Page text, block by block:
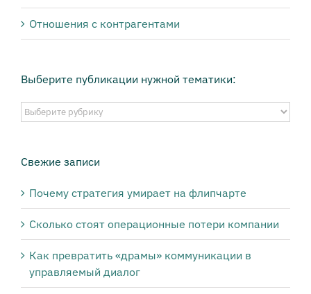
Отношения с контрагентами
Выберите публикации нужной тематики:
Выберите
публикации
тематики:
Свежие записи
Почему стратегия умирает на флипчарте
Сколько стоят операционные потери компании
Как превратить «драмы» коммуникации в
управляемый диалог